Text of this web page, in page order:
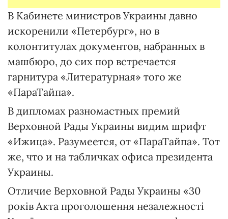
В Кабинете министров Украины давно
искоренили «Петербург», но в
колонтитулах документов, набранных в
машбюро, до сих пор встречается
гарнитура «Литературная» того же
«ПараТайпа».
В дипломах разномастных премий
Верховной Рады Украины видим шрифт
«Ижица». Разумеется, от «ПараТайпа». Тот
же, что и на табличках офиса президента
Украины.
Отличие Верховной Рады Украины «30
років Акта проголошення незалежності